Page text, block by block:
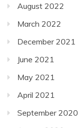
August 2022
March 2022
December 2021
June 2021
May 2021
April 2021
September 2020